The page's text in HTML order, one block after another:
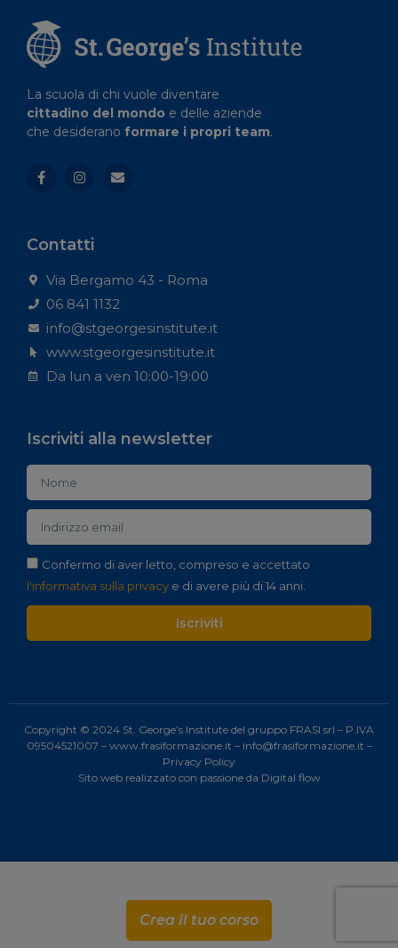
Crea il tuo corso
La scuola di chi vuole diventare
cittadino del mondo e delle aziende
che desiderano formare i propri team.
Contatti
Via Bergamo 43 - Roma
06 841 1132
info@stgeorgesinstitute.it
www.stgeorgesinstitute.it
Da lun a ven 10:00-19:00
Iscriviti alla newsletter
Confermo di aver letto, compreso e accettato
l'informativa sulla privacy e di avere più di 14 anni.
Iscriviti
Copyright © 2024 St. George’s Institute del gruppo FRASI srl – P.IVA
09504521007 – www.frasiformazione.it – info@frasiformazione.it –
Privacy Policy
Sito web realizzato con passione da Digital flow